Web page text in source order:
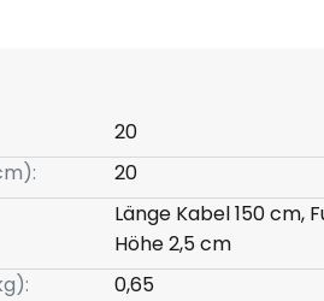
20
20
Länge Kabel 150 cm,
Höhe 2,5 cm
0,65